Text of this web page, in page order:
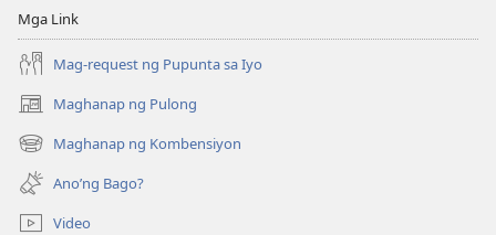
Mga Link
Mag-request ng Pupunta sa Iyo
Maghanap ng Pulong
(may
bubukas
na
bagong
window)
Maghanap ng Kombensiyon
(may
bubukas
na
bagong
Ano’ng Bago?
Video